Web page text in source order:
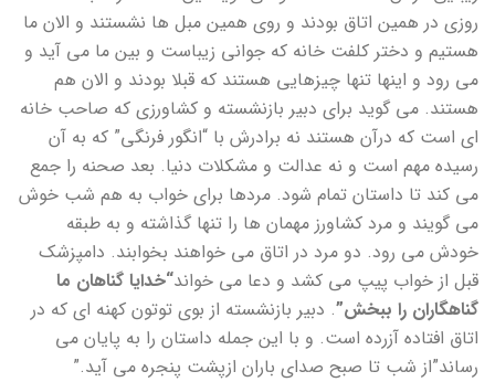
روزی در همین اتاق بودند و روی همین مبل ها نشستند و الان ما
هستیم و دختر کلفت خانه که جوانی زیباست و بین ما می آید و
می رود و اینها تنها چیزهایی هستند که قبلا بودند و الان هم
هستند. می گوید برای دبیر بازنشسته و کشاورزی که صاحب خانه
ای است که درآن هستند نه برادرش با “انگور فرنگی” که به آن
رسیده مهم است و نه عدالت و مشکلات دنیا. بعد صحنه را جمع
می کند تا داستان تمام شود. مردها برای خواب به هم شب خوش
می گویند و مرد کشاورز مهمان ها را تنها گذاشته و به طبقه
خودش می رود. دو مرد در اتاق می خواهند بخوابند. دامپزشک
قبل از خواب پیپ می کشد و دعا می خواند“خدایا گناهان ما
گناهگاران را ببخش”. دبیر بازنشسته از بوی توتون کهنه ای که در
اتاق افتاده آزرده است. و با این جمله داستان را به پایان می
رساند”از شب تا صبح صدای باران ازپشت پنجره می آید.”